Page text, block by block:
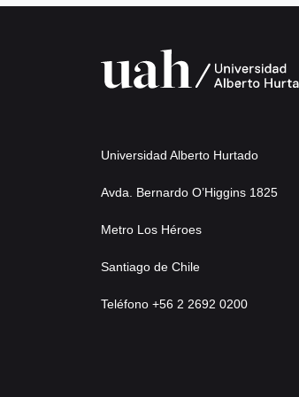
Universidad Alberto Hurtado
Avda. Bernardo O’Higgins 1825
Metro Los Héroes
Santiago de Chile
Teléfono +56 2 2692 0200